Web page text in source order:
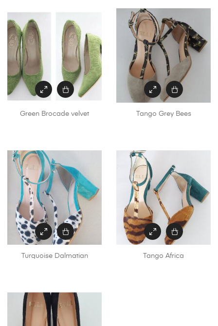
Green Brocade velvet Tango Grey Bees
Turquoise Dalmatian Tango Africa